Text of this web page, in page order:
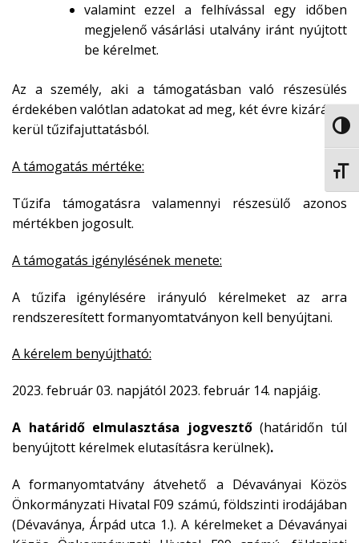
valamint ezzel a felhívással egy időben
megjelenő vásárlási utalvány iránt nyújtott
be kérelmet.
Az a személy, aki a támogatásban való részesülés
érdekében valótlan adatokat ad meg, két évre kizárásra
kerül tűzifajuttatásból.
A támogatás mértéke:
Tűzifa támogatásra valamennyi részesülő azonos
mértékben jogosult.
A támogatás igénylésének menete:
A tűzifa igénylésére irányuló kérelmeket az arra
rendszeresített formanyomtatványon kell benyújtani.
A kérelem benyújtható:
2023. február 03. napjától 2023. február 14. napjáig.
A határidő elmulasztása jogvesztő(határidőn túl
benyújtott kérelmek elutasításra kerülnek).
A formanyomtatvány átvehető a Dévaványai Közös
Önkormányzati Hivatal F09 számú, földszinti irodájában
(Dévaványa, Árpád utca 1.). A kérelmeket a Dévaványai